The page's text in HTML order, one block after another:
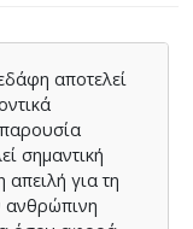
αποτελεί
σημαντική
απειλή για τη
ανθρώπινη